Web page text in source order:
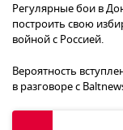
Регулярные бои в
построить свою
войной с Россией.
Вероятность
в разговоре с